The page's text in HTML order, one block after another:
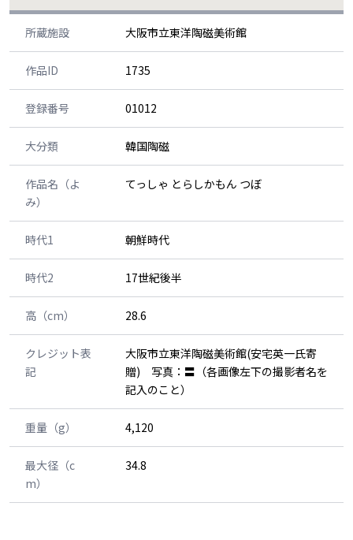
所蔵施設 大阪市立東洋陶磁美術館
作品ID 1735
登録番号 01012
大分類 韓国陶磁
作品名（よ
み）
てっしゃ とらしかもん つぼ
時代1 朝鮮時代
時代2 17世紀後半
高（cm） 28.6
クレジット表
記
大阪市立東洋陶磁美術館(安宅英一氏寄
贈) 写真：〓（各画像左下の撮影者名を
記入のこと）
重量（g） 4,120
最大径（c
m）
34.8